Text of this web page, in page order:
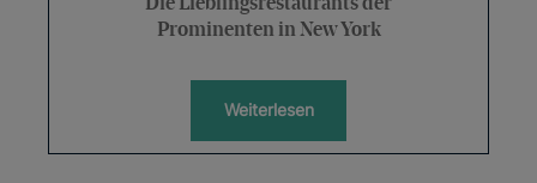
Prominenten in New York
Weiterlesen